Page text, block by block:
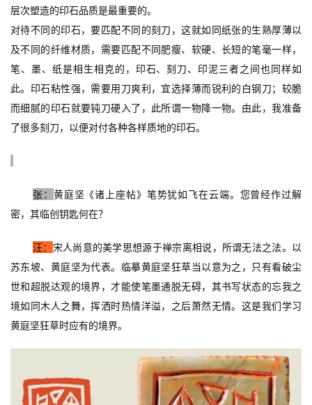
首
页
艺
坛
快
征
学
术
研
究
欣
层次塑造的印石品质是最重要的。
对待不同的印石，要匹配不同的刻刀，这就如同纸张的生熟厚薄以
及不同的纤维材质，需要匹配不同肥瘦、软硬、长短的笔毫一样，
笔、墨、纸是相生相克的，印石、刻刀、印泥三者之间也同样如
此。印石粘性强，需要用刀爽利，宜选择薄而锐利的白钢刀；较脆
而细腻的印石就要钝刀硬入了，此所谓一物降一物。由此，我准备
了很多刻刀，以便对付各种各样质地的印石。
张： 黄庭坚《诸上座帖》笔势犹如飞在云端。您曾经作过解
密，其临创钥匙何在？
汪： 宋人尚意的美学思想源于禅宗离相说，所谓无法之法。以
苏东坡、黄庭坚为代表。临摹黄庭坚狂草当以意为之，只有看破尘
世和超脱达观的境界，才能使笔墨通脱无碍，其书写状态的忘我之
境如同木人之舞，挥洒时热情洋溢，之后萧然无情。这是我们学习
黄庭坚狂草时应有的境界。